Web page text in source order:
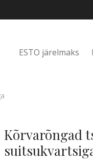
ESTO järelmaks
Kõrvarõngad